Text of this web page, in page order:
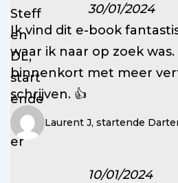
30/01/2024
Ik vind dit e-book
waar ik naar op zoek
binnenkort met meer
schrijven. 👍
Laurent J, startende
10/01/2024